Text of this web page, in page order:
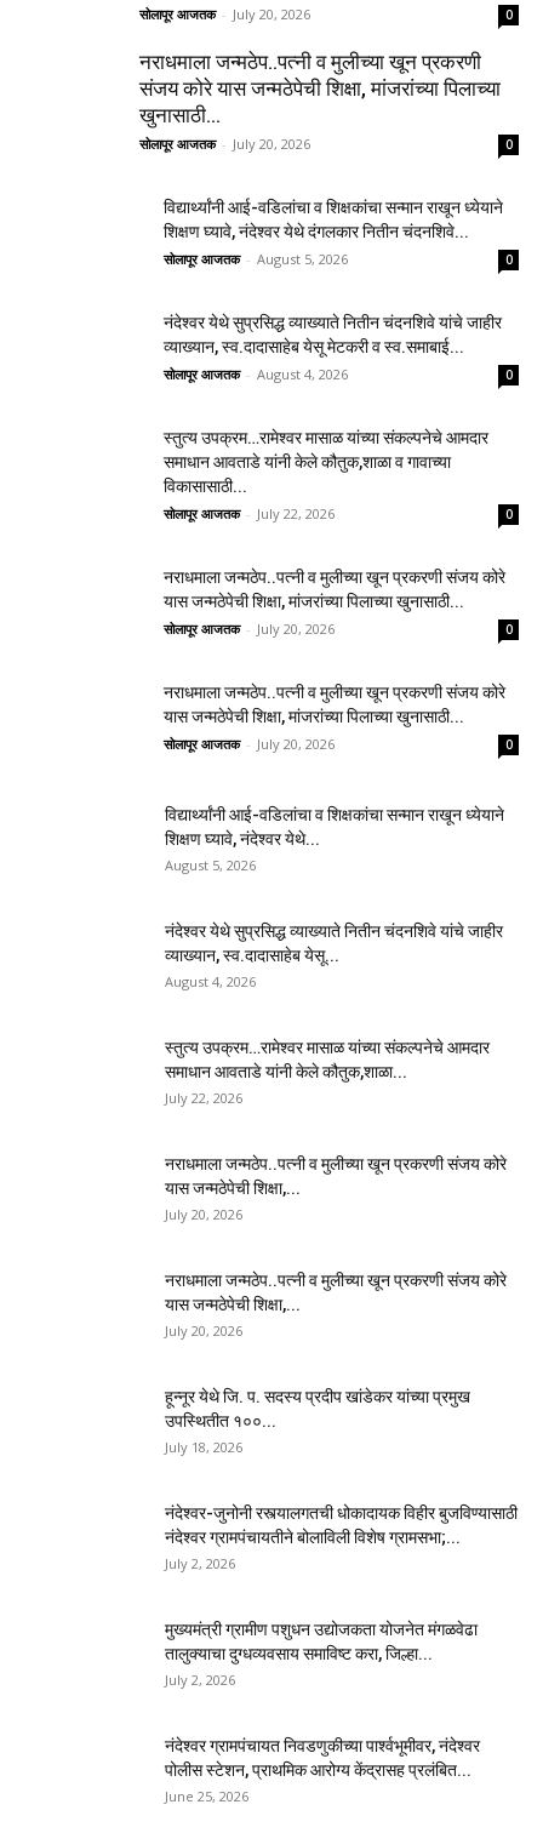
सोलापूर आजतक - July 20, 2026 0
नराधमाला जन्मठेप..पत्नी व मुलीच्या खून प्रकरणी
संजय कोरे यास जन्मठेपेची शिक्षा, मांजरांच्या पिलाच्या
खुनासाठी...
सोलापूर आजतक - July 20, 2026 0
विद्यार्थ्यांनी आई-वडिलांचा व शिक्षकांचा सन्मान राखून ध्येयाने
शिक्षण घ्यावे, नंदेश्वर येथे दंगलकार नितीन चंदनशिवे...
सोलापूर आजतक - August 5, 2026 0
नंदेश्वर येथे सुप्रसिद्ध व्याख्याते नितीन चंदनशिवे यांचे जाहीर
व्याख्यान, स्व.दादासाहेब येसू मेटकरी व स्व.समाबाई...
सोलापूर आजतक - August 4, 2026 0
स्तुत्य उपक्रम…रामेश्वर मासाळ यांच्या संकल्पनेचे आमदार
समाधान आवताडे यांनी केले कौतुक,शाळा व गावाच्या
विकासासाठी...
सोलापूर आजतक - July 22, 2026 0
नराधमाला जन्मठेप..पत्नी व मुलीच्या खून प्रकरणी संजय कोरे
यास जन्मठेपेची शिक्षा, मांजरांच्या पिलाच्या खुनासाठी...
सोलापूर आजतक - July 20, 2026 0
नराधमाला जन्मठेप..पत्नी व मुलीच्या खून प्रकरणी संजय कोरे
यास जन्मठेपेची शिक्षा, मांजरांच्या पिलाच्या खुनासाठी...
सोलापूर आजतक - July 20, 2026 0
विद्यार्थ्यांनी आई-वडिलांचा व शिक्षकांचा सन्मान राखून ध्येयाने
शिक्षण घ्यावे, नंदेश्वर येथे...
August 5, 2026
नंदेश्वर येथे सुप्रसिद्ध व्याख्याते नितीन चंदनशिवे यांचे जाहीर
व्याख्यान, स्व.दादासाहेब येसू...
August 4, 2026
स्तुत्य उपक्रम…रामेश्वर मासाळ यांच्या संकल्पनेचे आमदार
समाधान आवताडे यांनी केले कौतुक,शाळा...
July 22, 2026
नराधमाला जन्मठेप..पत्नी व मुलीच्या खून प्रकरणी संजय कोरे
यास जन्मठेपेची शिक्षा,...
July 20, 2026
नराधमाला जन्मठेप..पत्नी व मुलीच्या खून प्रकरणी संजय कोरे
यास जन्मठेपेची शिक्षा,...
July 20, 2026
हून्नूर येथे जि. प. सदस्य प्रदीप खांडेकर यांच्या प्रमुख
उपस्थितीत १००...
July 18, 2026
नंदेश्वर-जुनोनी रस्त्यालगतची धोकादायक विहीर बुजविण्यासाठी
नंदेश्वर ग्रामपंचायतीने बोलाविली विशेष ग्रामसभा;...
July 2, 2026
मुख्यमंत्री ग्रामीण पशुधन उद्योजकता योजनेत मंगळवेढा
तालुक्याचा दुग्धव्यवसाय समाविष्ट करा, जिल्हा...
July 2, 2026
नंदेश्वर ग्रामपंचायत निवडणुकीच्या पार्श्वभूमीवर, नंदेश्वर
पोलीस स्टेशन, प्राथमिक आरोग्य केंद्रासह प्रलंबित...
June 25, 2026